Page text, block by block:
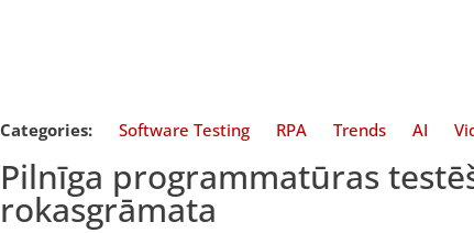
Categories: Software Testing RPA Trends AI
Pilnīga programmatūras
rokasgrāmata